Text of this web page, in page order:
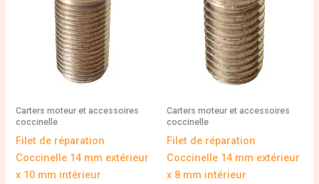
Carters moteur et accessoires
coccinelle
Filet de réparation
Coccinelle 14 mm extérieur
x 10 mm intérieur
Carters moteur et accessoires
coccinelle
Filet de réparation
Coccinelle 14 mm extérieur
x 8 mm intérieur